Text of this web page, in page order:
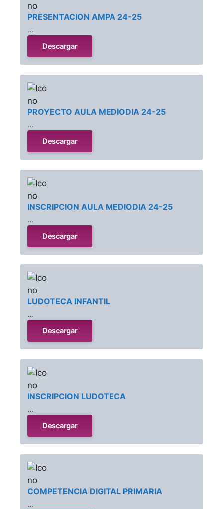
PRESENTACION AMPA 24-25
...
Descargar
PROYECTO AULA MEDIODIA 24-25
...
Descargar
INSCRIPCION AULA MEDIODIA 24-25
...
Descargar
LUDOTECA INFANTIL
...
Descargar
INSCRIPCION LUDOTECA
...
Descargar
COMPETENCIA DIGITAL PRIMARIA
...